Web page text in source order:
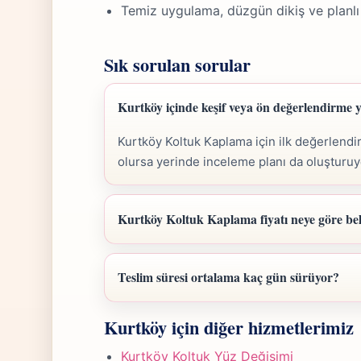
Temiz uygulama, düzgün dikiş ve
Sık sorulan sorular
Kurtköy içinde keşif veya ön değerlendirme
Kurtköy Koltuk Kaplama için ilk
olursa yerinde inceleme planı da
Kurtköy Koltuk Kaplama fiyatı neye göre
Kurtköy Koltuk Kaplama fiyatı; ölçü,
belirlenir. Fotoğraf gönderdiğinizde hızlıca
Teslim süresi ortalama kaç gün sürüyor?
günü hedefiyle çalışır, olası değişikliği
Kurtköy için diğer hizmetlerimiz
Kurtköy Koltuk Yüz Değişimi